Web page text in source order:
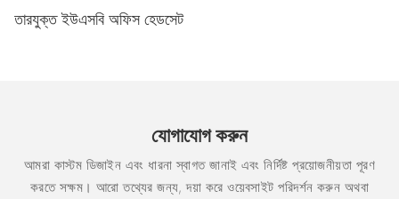
তারযুক্ত ইউএসবি অফিস হেডসেট
যোগাযোগ করুন
আমরা কাস্টম ডিজাইন এবং ধারনা স্বাগত জানাই এবং নির্দিষ্ট প্রয়োজনীয়তা পূরণ
করতে সক্ষম। আরো তথ্যের জন্য, দয়া করে ওয়েবসাইট পরিদর্শন করুন অথবা